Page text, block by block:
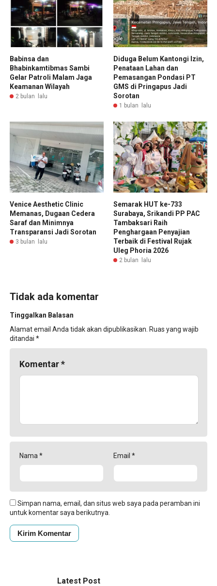
Babinsa dan
Bhabinkamtibmas Sambi
Gelar Patroli Malam Jaga
Keamanan Wilayah
2 bulan lalu
Diduga Belum Kantongi Izin,
Penataan Lahan dan
Pemasangan Pondasi PT
GMS di Pringapus Jadi
Sorotan
1 bulan lalu
Venice Aesthetic Clinic
Memanas, Dugaan Cedera
Saraf dan Minimnya
Transparansi Jadi Sorotan
3 bulan lalu
Semarak HUT ke-733
Surabaya, Srikandi PP PAC
Tambaksari Raih
Penghargaan Penyajian
Terbaik di Festival Rujak
Uleg Phoria 2026
2 bulan lalu
Tidak ada komentar
Tinggalkan Balasan
Alamat email Anda tidak akan dipublikasikan. Ruas yang wajib
ditandai *
Komentar*
Nama * Email *
Simpan nama, email, dan situs web saya pada peramban ini
untuk komentar saya berikutnya.
Latest Post